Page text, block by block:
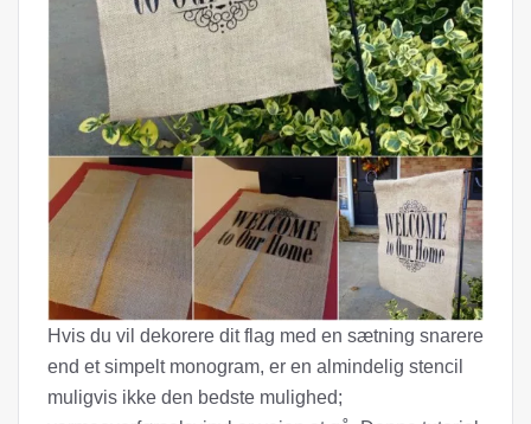
Hvis du vil dekorere dit flag med en sætning snarere
end et simpelt monogram, er en almindelig stencil
muligvis ikke den bedste mulighed;